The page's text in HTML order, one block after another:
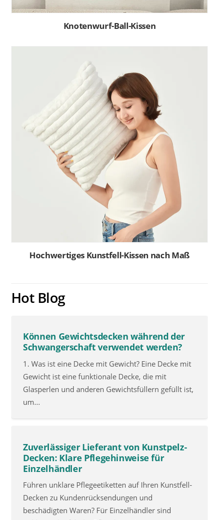
Knotenwurf-Ball-Kissen
Hochwertiges Kunstfell-Kissen nach Maß
Hot Blog
Können Gewichtsdecken während der
Schwangerschaft verwendet werden?
1. Was ist eine Decke mit Gewicht? Eine Decke mit
Gewicht ist eine funktionale Decke, die mit
Glasperlen und anderen Gewichtsfüllern gefüllt ist,
um...
Zuverlässiger Lieferant von Kunstpelz-
Decken: Klare Pflegehinweise für
Einzelhändler
Führen unklare Pflegeetiketten auf Ihren Kunstfell-
Decken zu Kundenrücksendungen und
beschädigten Waren? Für Einzelhändler sind